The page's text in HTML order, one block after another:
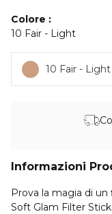
Colore
10 Fair - Light
10 Fair - Light
Informazioni
Prova la magia di
Soft Glam Filter